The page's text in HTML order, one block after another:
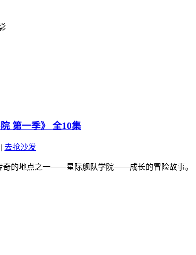
第一季》 全10集
| 去抢沙发
的地点之一——星际舰队学院——成长的冒险故事